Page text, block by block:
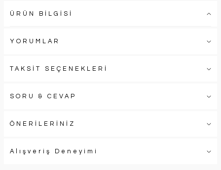
ÜRÜN BİLGİSİ
YORUMLAR
TAKSİT SEÇENEKLERİ
SORU & CEVAP
ÖNERİLERİNİZ
Alışveriş Deneyimi